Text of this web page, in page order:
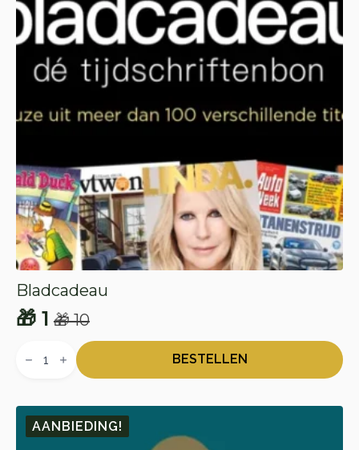
Bladcadeau
🎁10
Oorspronkelijke
prijs
🎁 10.
🎁 1
Huidige
prijs
🎁 1.
Bladcadeau
aantal
BESTELLEN
AANBIEDING!